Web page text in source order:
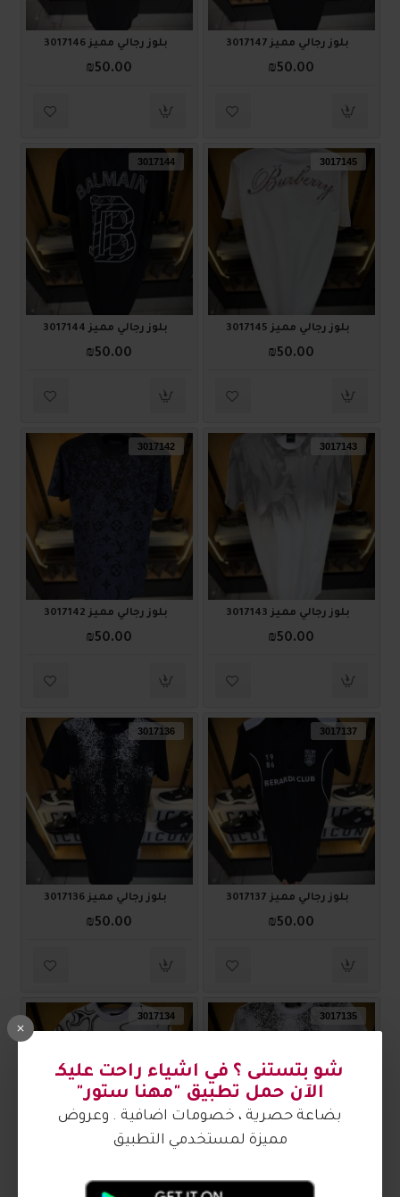
بلوز رجالي مميز 3017147
₪50.00
بلوز رجالي مميز 3017146
₪50.00
3017145
بلوز رجالي مميز 3017145
₪50.00
3017144
بلوز رجالي مميز 3017144
₪50.00
3017143
بلوز رجالي مميز 3017143
₪50.00
3017142
بلوز رجالي مميز 3017142
₪50.00
3017137
بلوز رجالي مميز 3017137
₪50.00
3017136
بلوز رجالي مميز 3017136
₪50.00
3017135
بلوز رجالي مميز 3017135
3017134
بلوز رجالي مميز 3017134